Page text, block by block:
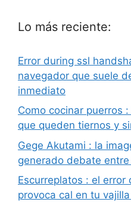
Lo más reciente:
Error during ssl
navegador que suele
inmediato
Como cocinar puerros
que queden tiernos y
Gege Akutami : la
generado debate
Escurreplatos : el error
provoca cal en tu